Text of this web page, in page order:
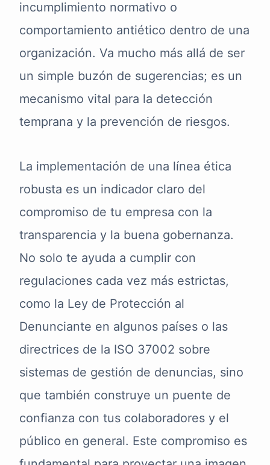
incumplimiento normativo o
comportamiento antiético dentro de una
organización. Va mucho más allá de ser
un simple buzón de sugerencias; es un
mecanismo vital para la detección
temprana y la prevención de riesgos.
La implementación de una línea ética
robusta es un indicador claro del
compromiso de tu empresa con la
transparencia y la buena gobernanza.
No solo te ayuda a cumplir con
regulaciones cada vez más estrictas,
como la Ley de Protección al
Denunciante en algunos países o las
directrices de la ISO 37002 sobre
sistemas de gestión de denuncias, sino
que también construye un puente de
confianza con tus colaboradores y el
público en general. Este compromiso es